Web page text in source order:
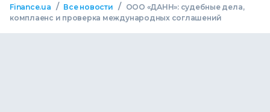
Finance.ua / Все новости /
ООО «ДАНН»: судебные дела,
комплаенс и проверка международных соглашений